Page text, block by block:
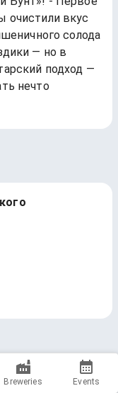
очистили вкус
солода
— но в
подход —
нечто
Breweries Events